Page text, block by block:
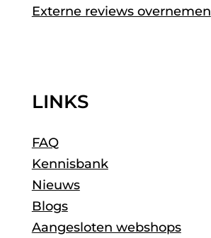
Externe reviews overnemen
LINKS
FAQ
Kennisbank
Nieuws
Blogs
Aangesloten webshops